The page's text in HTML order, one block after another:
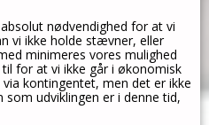
nødvendighed for at vi
vi ikke holde stævner, eller
minimeres vores mulighed
for at vi ikke går i økonomisk
kontingentet, men det er ikke
udviklingen er i denne tid,